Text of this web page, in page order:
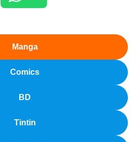
Manga
Comics
BD
Tintin